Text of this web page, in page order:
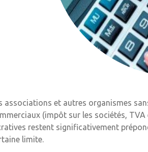
associations et autres organismes
(impôt sur les sociétés,
restent significativement
limite.